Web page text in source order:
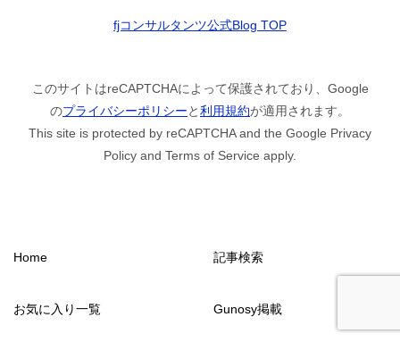
fjコンサルタンツ公式Blog TOP
このサイトはreCAPTCHAによって保護されており、Google
のプライバシーポリシーと利用規約が適用されます。
This site is protected by reCAPTCHA and the Google Privacy
Policy and Terms of Service apply.
Home 記事検索
お気に入り一覧 Gunosy掲載